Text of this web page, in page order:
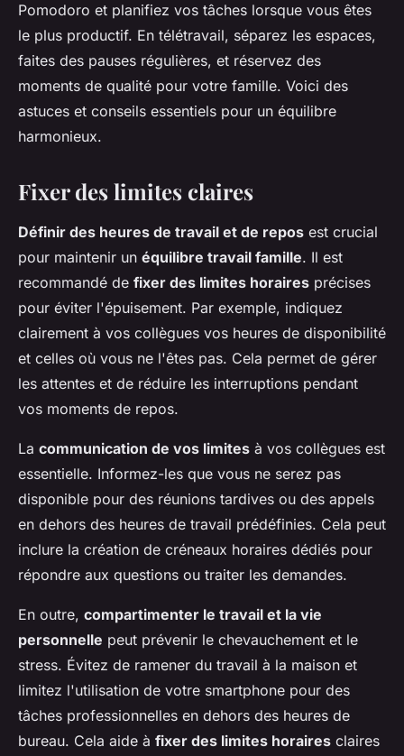
Pomodoro et planifiez vos tâches lorsque vous êtes
le plus productif. En télétravail, séparez les espaces,
faites des pauses régulières, et réservez des
moments de qualité pour votre famille. Voici des
astuces et conseils essentiels pour un équilibre
harmonieux.
Fixer des limites claires
Définir des heures de travail et de repos est crucial
pour maintenir un équilibre travail famille. Il est
recommandé de fixer des limites horaires précises
pour éviter l'épuisement. Par exemple, indiquez
clairement à vos collègues vos heures de disponibilité
et celles où vous ne l'êtes pas. Cela permet de gérer
les attentes et de réduire les interruptions pendant
vos moments de repos.
La communication de vos limites à vos collègues est
essentielle. Informez-les que vous ne serez pas
disponible pour des réunions tardives ou des appels
en dehors des heures de travail prédéfinies. Cela peut
inclure la création de créneaux horaires dédiés pour
répondre aux questions ou traiter les demandes.
En outre, compartimenter le travail et la vie
personnelle peut prévenir le chevauchement et le
stress. Évitez de ramener du travail à la maison et
limitez l'utilisation de votre smartphone pour des
tâches professionnelles en dehors des heures de
bureau. Cela aide à fixer des limites horaires claires